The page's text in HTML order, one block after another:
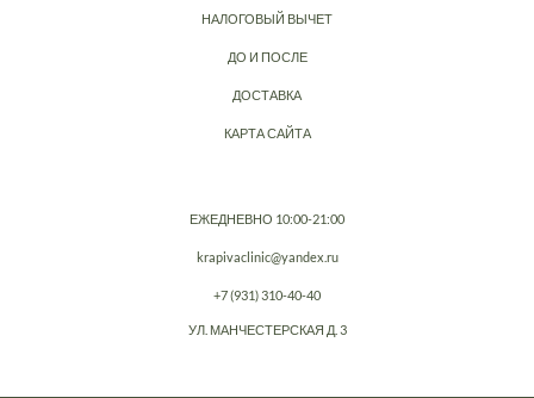
НАЛОГОВЫЙ ВЫЧЕТ
ДО И ПОСЛЕ
ДОСТАВКА
КАРТА САЙТА
ЕЖЕДНЕВНО 10:00-21:00
krapivaclinic@yandex.ru
+7 (931) 310-40-40
УЛ. МАНЧЕСТЕРСКАЯ Д. 3